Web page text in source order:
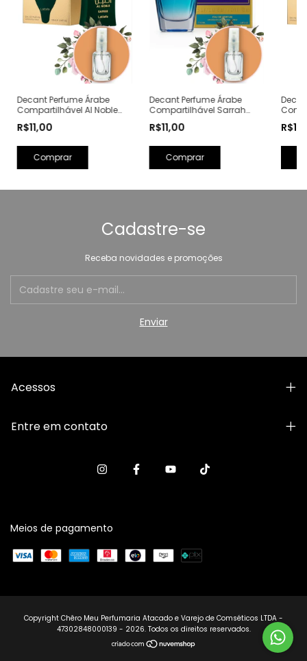
Decant Perfume Árabe
Compartilhável Al Noble
Lattafa (Ref. Olfativa: XVI
R$11,00
Comprar
Decant Perfume Árabe
Compartilhável Sarrah
Parfum (Ref. Olfativa:
R$11,00
Comprar
Cadastre-se
Receba novidades e promoções
Acessos
Entre em contato
Meios de pagamento
Copyright Chêro Meu Perfumaria Atacado e Varejo de Comséticos LTDA -
47302848000139 - 2026. Todos os direitos reservados.